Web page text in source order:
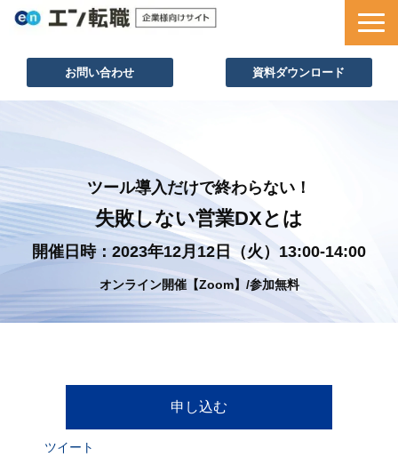
お問い合わせ 資料ダウンロード
採用事例
セミナー情報
お役立ち資料
ツール導入だけで終わらない！
失敗しない営業DXとは
開催日時：2023年12月12日（火）13:00-14:00
オンライン開催【Zoom】/参加無料
申し込む
ツイート